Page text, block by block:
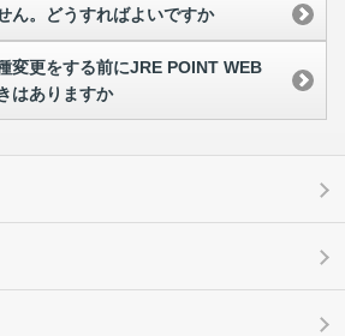
ん。どうすればよいですか
変更をする前にJRE POINT WEB
はありますか